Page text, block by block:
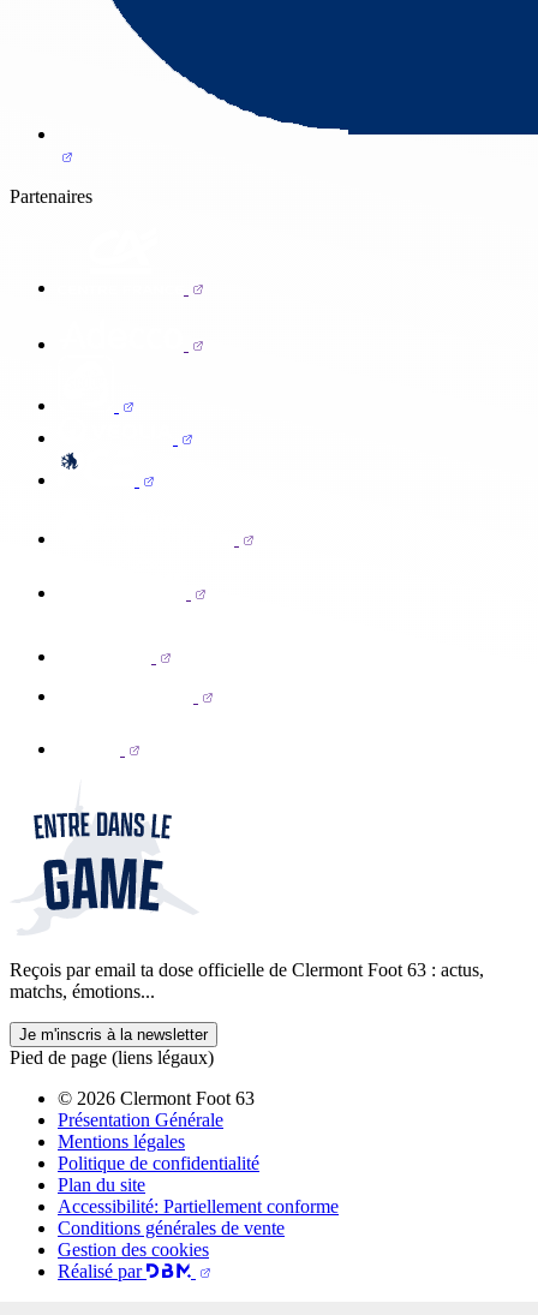
Partenaires
Reçois par email ta dose officielle de Clermont Foot 63 : actus,
matchs, émotions...
Je m'inscris à la newsletter
Pied de page (liens légaux)
© 2026 Clermont Foot 63
Présentation Générale
Mentions légales
Politique de confidentialité
Plan du site
Accessibilité: Partiellement conforme
Conditions générales de vente
Gestion des cookies
Réalisé par